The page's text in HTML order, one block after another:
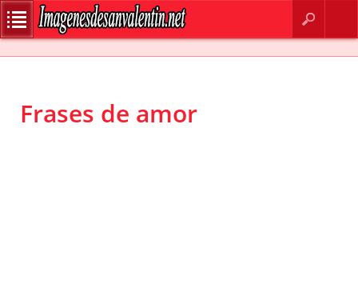
CONTACTO
BUSCAR
Frases de amor